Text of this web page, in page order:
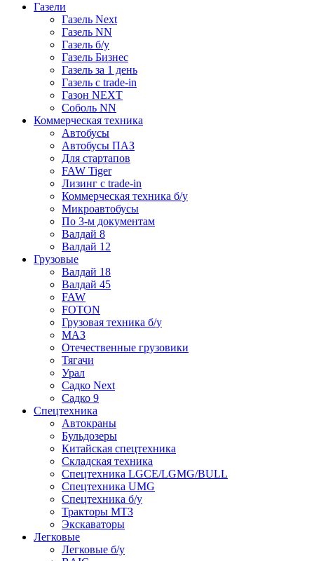
Газели
Газель Next
Газель NN
Газель б/у
Газель Бизнес
Газель за 1 день
Газель с trade-in
Газон NEXT
Соболь NN
Коммерческая техника
Автобусы
Автобусы ПАЗ
Для стартапов
FAW Tiger
Лизинг с trade-in
Коммерческая техника б/у
Микроавтобусы
По 3-м документам
Валдай 8
Валдай 12
Грузовые
Валдай 18
Валдай 45
FAW
FOTON
Грузовая техника б/у
МАЗ
Отечественные грузовики
Тягачи
Урал
Садко Next
Садко 9
Спецтехника
Автокраны
Бульдозеры
Китайская спецтехника
Складская техника
Спецтехника LGCE/LGMG/BULL
Спецтехника UMG
Спецтехника б/у
Тракторы МТЗ
Экскаваторы
Легковые
Легковые б/у